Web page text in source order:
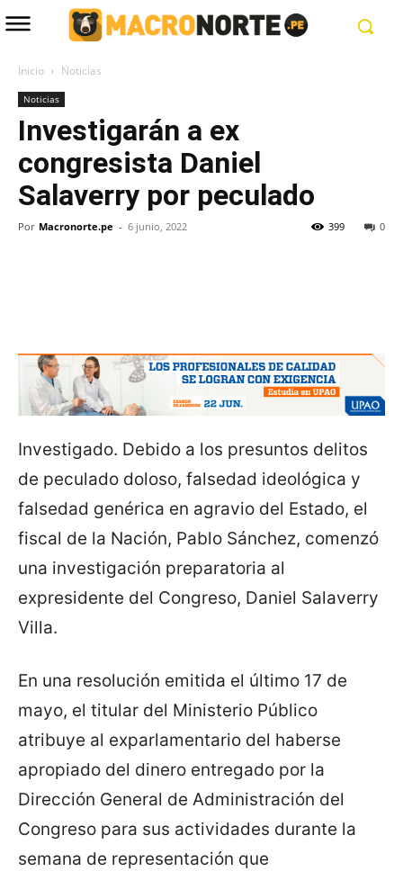
Inicio Noticias
Noticias
Investigarán a ex
congresista Daniel
Salaverry por peculado
Por Macronorte.pe - 6 junio, 2022 0
399
Investigado. Debido a los presuntos delitos
de peculado doloso, falsedad ideológica y
falsedad genérica en agravio del Estado, el
fiscal de la Nación, Pablo Sánchez, comenzó
una investigación preparatoria al
expresidente del Congreso, Daniel Salaverry
Villa.
En una resolución emitida el último 17 de
mayo, el titular del Ministerio Público
atribuye al exparlamentario del haberse
apropiado del dinero entregado por la
Dirección General de Administración del
Congreso para sus actividades durante la
semana de representación que